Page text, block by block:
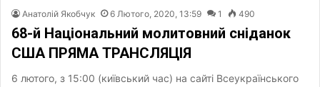
Анатолій Якобчук 6 Лютого, 2020, 13:59 1 490
68-й Національний молитовний сніданок
США ПРЯМА ТРАНСЛЯЦІЯ
6 лютого, з 15:00 (київський час) на сайті Всеукраїнського